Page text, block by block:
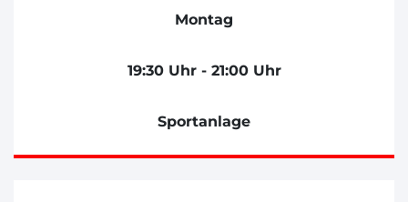
Montag
19:30 Uhr - 21:00 Uhr
Sportanlage